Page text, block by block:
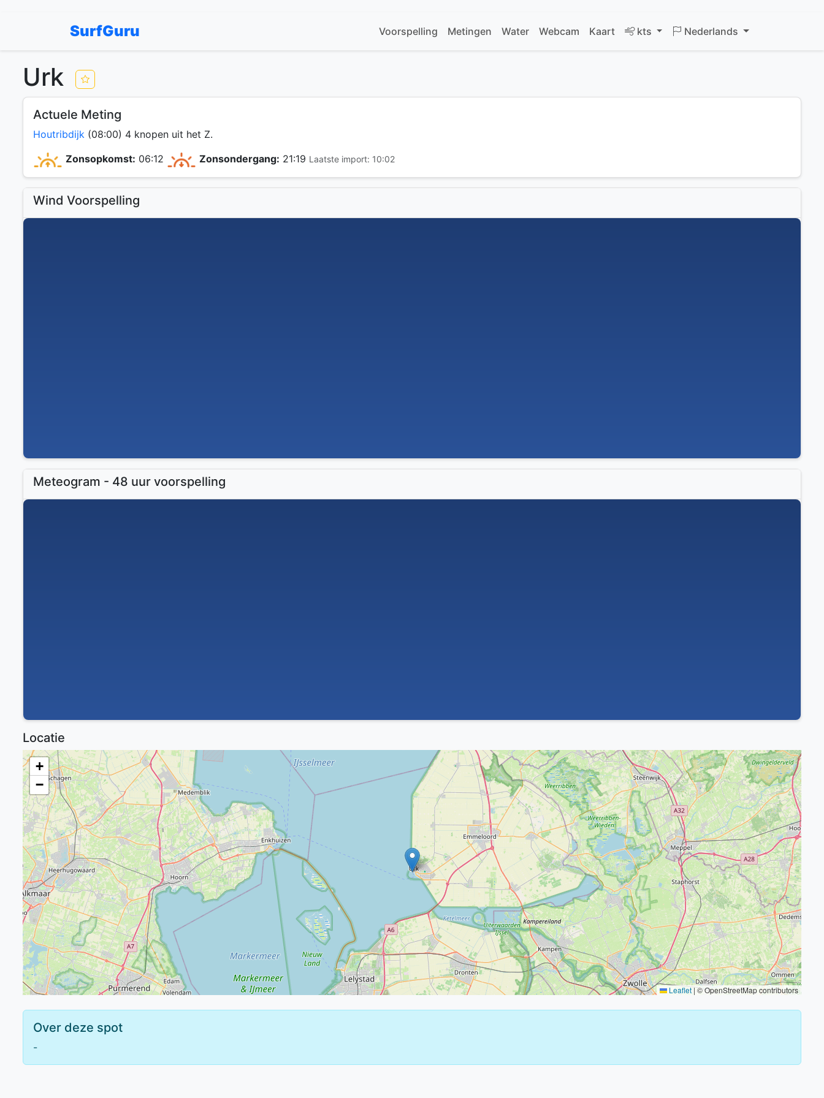
SurfGuru Voorspelling Metingen Water Webcam Kaart kts Nederlands
Urk
Actuele Meting
Houtribdijk (08:00) 4 knopen uit het Z.
Zonsopkomst: 06:12 Zonsondergang: 21:19 Laatste import: 10:02
Wind Voorspelling
Meteogram - 48 uur voorspelling
Locatie
+
−
Leaflet |© OpenStreetMap contributors
Over deze spot
-